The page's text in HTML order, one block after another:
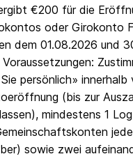
€200 für die
oder Girokonto
dem 01.08.2026 und
persönlich»
(bis zur
mindestens 1
sowie zwei